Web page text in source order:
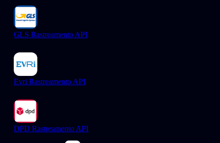
GLS Rastreamento API
Evri Rastreamento API
DPD Rastreamento API